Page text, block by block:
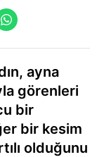
ayna
görenleri
bir
bir kesim
olduğunu